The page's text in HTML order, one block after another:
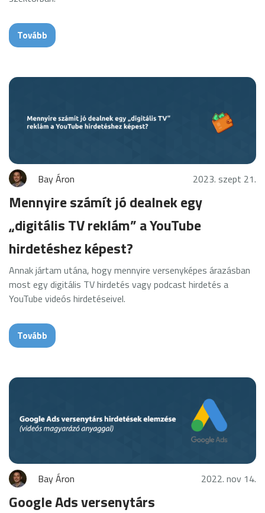
Tovább
Bay Áron 2023. szept 21.
Mennyire számít jó dealnek egy
„digitális TV reklám” a YouTube
hirdetéshez képest?
Annak jártam utána, hogy mennyire versenyképes árazásban
most egy digitális TV hirdetés vagy podcast hirdetés a
YouTube videós hirdetéseivel.
Tovább
Bay Áron 2022. nov 14.
Google Ads versenytárs